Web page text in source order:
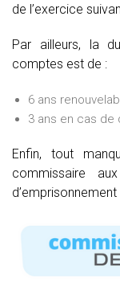
de l’exercice
Par ailleurs, la
comptes est de :
6 ans
3 ans en cas de
Enfin, tout
commissaire